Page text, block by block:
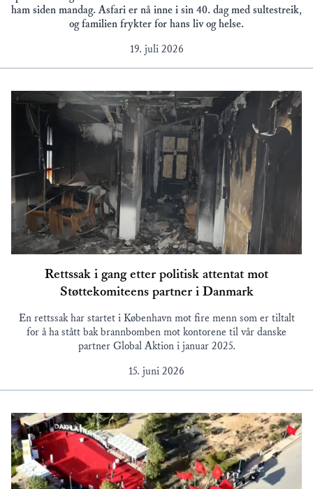
ham siden mandag. Asfari er nå inne i sin 40. dag med sultestreik,
og familien frykter for hans liv og helse.
19. juli 2026
Rettssak i gang etter politisk attentat mot
Støttekomiteens partner i Danmark
En rettssak har startet i København mot fire menn som er tiltalt
for å ha stått bak brannbomben mot kontorene til vår danske
partner Global Aktion i januar 2025.
15. juni 2026